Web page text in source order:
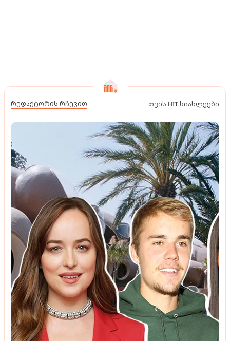
რედაქტორის რჩევით თვის HIT სიახლეები